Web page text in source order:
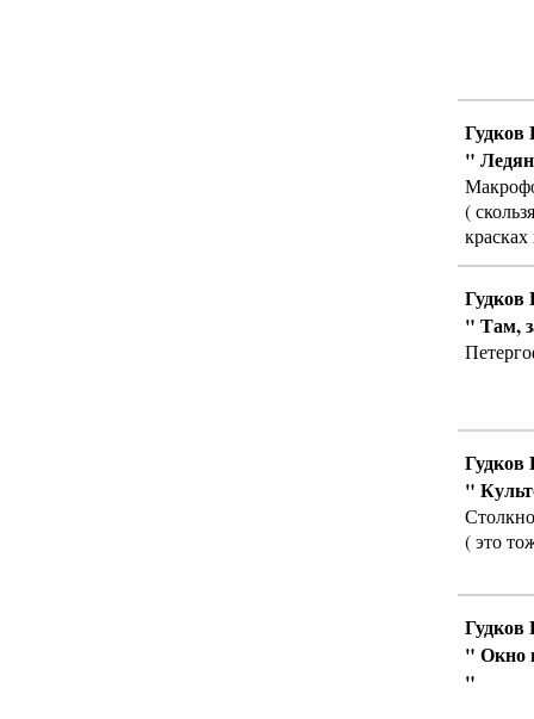
Гудков
"
(
красках
Гудков
" Там,
Гудков
"
( это
Гудков
" Окно
"